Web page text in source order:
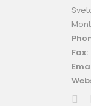
Fax: